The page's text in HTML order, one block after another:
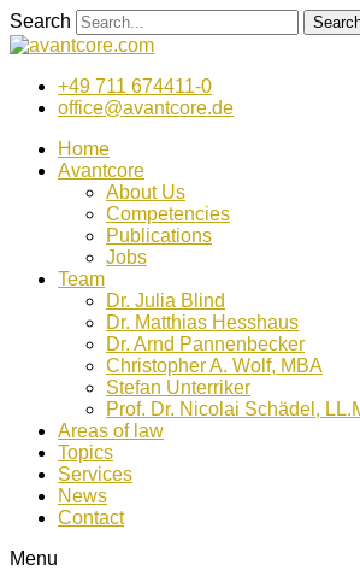
Zum
Inhalt
Search
+49 711 674411-0
office@avantcore.de
Home
Avantcore
About Us
Competencies
Publications
Jobs
Team
Dr. Julia Blind
Dr. Matthias Hesshaus
Dr. Arnd Pannenbecker
Christopher A. Wolf, MBA
Stefan Unterriker
Prof. Dr. Nicolai Schädel,
Areas of law
Topics
Services
News
Contact
Menu